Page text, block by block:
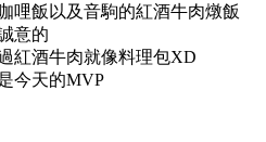
哩飯以及音駒的紅酒牛肉燉飯
意的
紅酒牛肉就像料理包XD
今天的MVP